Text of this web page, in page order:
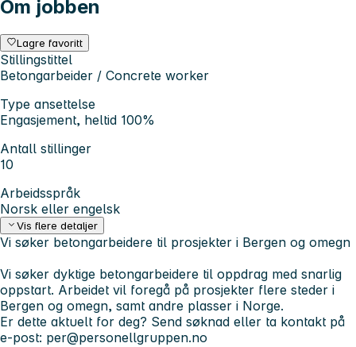
Om jobben
Lagre favoritt
Stillingstittel
Betongarbeider / Concrete worker
Type ansettelse
Engasjement, heltid 100%
Antall stillinger
10
Arbeidsspråk
Norsk eller engelsk
Vis flere detaljer
Vi søker betongarbeidere til prosjekter i Bergen og omegn
Vi søker dyktige betongarbeidere til oppdrag med snarlig
oppstart. Arbeidet vil foregå på prosjekter flere steder i
Bergen og omegn, samt andre plasser i Norge.
Er dette aktuelt for deg? Send søknad eller ta kontakt på
e-post: per@personellgruppen.no